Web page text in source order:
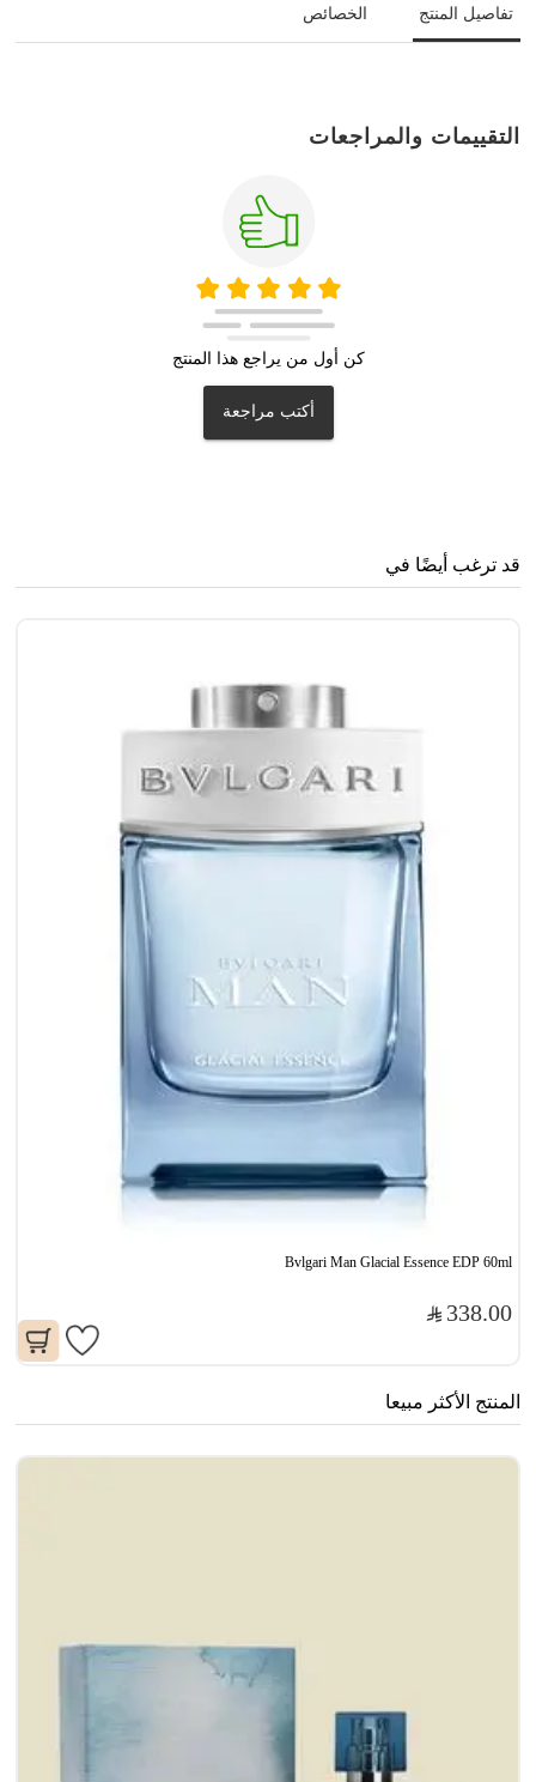
تفاصيل المنتج الخصائص
التقييمات والمراجعات
كن أول من يراجع هذا المنتج
أكتب مراجعة
قد ترغب أيضًا في
Bvlgari Man Glacial Essence EDP 60ml
338.00
المنتج الأكثر مبيعا